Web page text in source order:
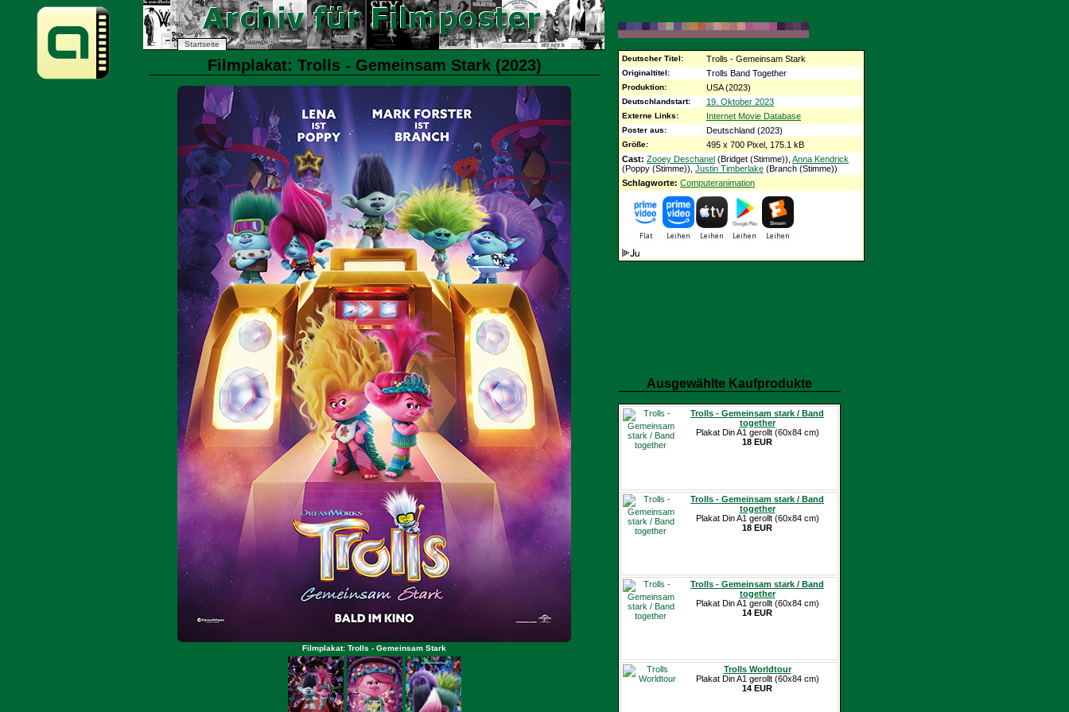
Startseite
Filmplakat: Trolls - Gemeinsam Stark (2023)
Filmplakat: Trolls - Gemeinsam Stark
Deutscher Titel: Trolls - Gemeinsam Stark
Originaltitel: Trolls Band Together
Produktion: USA (2023)
Deutschlandstart: 19. Oktober 2023
Externe Links: Internet Movie Database
Poster aus: Deutschland (2023)
Größe:
495 x 700 Pixel, 175.1 kB
Cast: Zooey Deschanel (Bridget (Stimme)), Anna Kendrick
(Poppy (Stimme)), Justin Timberlake (Branch (Stimme))
Schlagworte: Computeranimation
Ausgewählte Kaufprodukte
Trolls - Gemeinsam stark / Band
together
Plakat Din A1 gerollt (60x84 cm)
18 EUR
Trolls - Gemeinsam stark / Band
together
Plakat Din A1 gerollt (60x84 cm)
18 EUR
Trolls - Gemeinsam stark / Band
together
Plakat Din A1 gerollt (60x84 cm)
14 EUR
Trolls Worldtour
Plakat Din A1 gerollt (60x84 cm)
14 EUR